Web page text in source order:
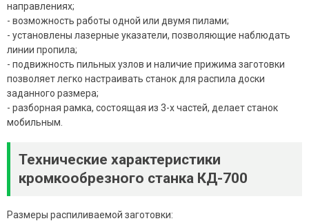
направлениях;
- возможность работы одной или двумя пилами;
- установлены лазерные указатели, позволяющие наблюдать
линии пропила;
- подвижность пильных узлов и наличие прижима заготовки
позволяет легко настраивать станок для распила доски
заданного размера;
- разборная рамка, состоящая из 3-х частей, делает станок
мобильным.
Технические характеристики
кромкообрезного станка КД-700
Размеры распиливаемой заготовки: